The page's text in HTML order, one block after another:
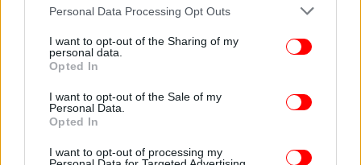
Please note that this website/app uses one or more Google
not limited to your visit or usage behaviour. You may click to
grant or deny consent to Google and its third-party tags to
use your data for below specified purposes in below Google
consent section.
Personal Data Processing Opt Outs
I want to opt-out of the Sharing of my
personal data.
Opted In
I want to opt-out of the Sale of my
Personal Data.
Opted In
I want to opt-out of processing my